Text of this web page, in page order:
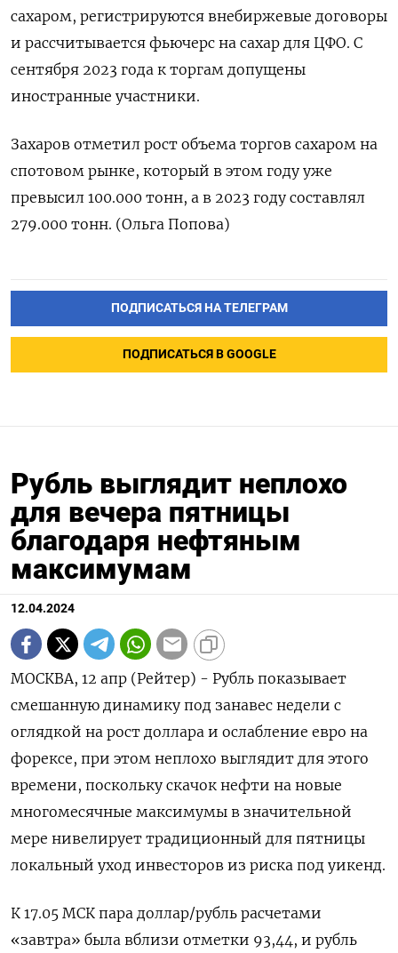
сахаром, регистрируются внебиржевые договоры
и рассчитывается фьючерс на сахар для ЦФО. С
сентября 2023 года к торгам допущены
иностранные участники.
Захаров отметил рост объема торгов сахаром на
спотовом рынке, который в этом году уже
превысил 100.000 тонн, а в 2023 году составлял
279.000 тонн. (Ольга Попова)
ПОДПИСАТЬСЯ НА ТЕЛЕГРАМ
ПОДПИСАТЬСЯ В GOOGLE
Рубль выглядит неплохо
для вечера пятницы
благодаря нефтяным
максимумам
12.04.2024
МОСКВА, 12 апр (Рейтер) - Рубль показывает
смешанную динамику под занавес недели с
оглядкой на рост доллара и ослабление евро на
форексе, при этом неплохо выглядит для этого
времени, поскольку скачок нефти на новые
многомесячные максимумы в значительной
мере нивелирует традиционный для пятницы
локальный уход инвесторов из риска под уикенд.
К 17.05 МСК пара доллар/рубль расчетами
«завтра» была вблизи отметки 93,44, и рубль